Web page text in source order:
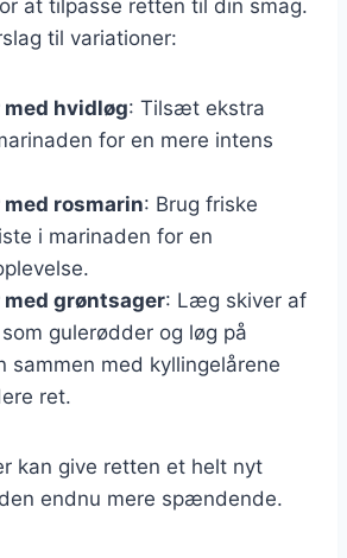
at tilpasse retten til din smag.
til variationer:
hvidløg: Tilsæt ekstra
for en mere intens
rosmarin: Brug friske
i marinaden for en
grøntsager: Læg skiver af
gulerødder og løg på
sammen med kyllingelårene
ret.
kan give retten et helt nyt
endnu mere spændende.